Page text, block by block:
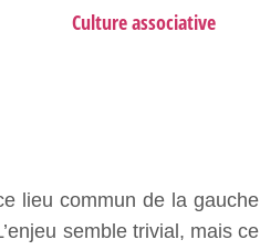
Culture associative
lieu commun de la gauche
semble trivial, mais ce